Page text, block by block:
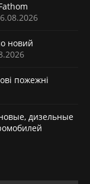
новий
пожежні
дизельные